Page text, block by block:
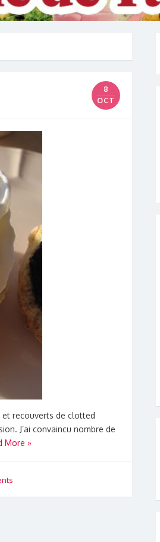
8
OCT
et recouverts de clotted
J’ai convaincu nombre de
More »